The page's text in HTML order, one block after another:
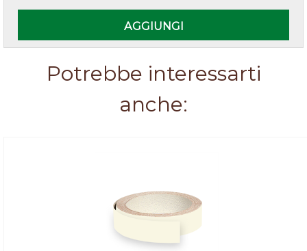
AGGIUNGI
Potrebbe interessarti
anche: